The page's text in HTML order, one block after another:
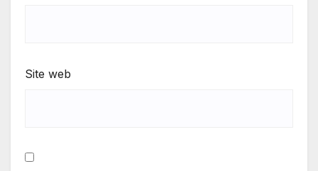
Site web